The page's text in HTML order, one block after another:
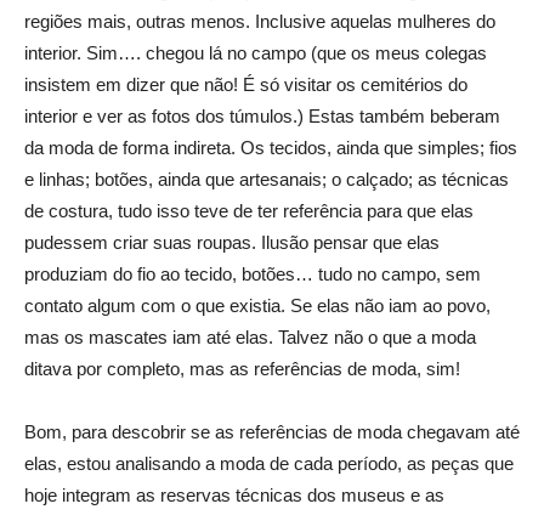
regiões mais, outras menos. Inclusive aquelas mulheres do
interior. Sim…. chegou lá no campo (que os meus colegas
insistem em dizer que não! É só visitar os cemitérios do
interior e ver as fotos dos túmulos.) Estas também beberam
da moda de forma indireta. Os tecidos, ainda que simples; fios
e linhas; botões, ainda que artesanais; o calçado; as técnicas
de costura, tudo isso teve de ter referência para que elas
pudessem criar suas roupas. Ilusão pensar que elas
produziam do fio ao tecido, botões… tudo no campo, sem
contato algum com o que existia. Se elas não iam ao povo,
mas os mascates iam até elas. Talvez não o que a moda
ditava por completo, mas as referências de moda, sim!
Bom, para descobrir se as referências de moda chegavam até
elas, estou analisando a moda de cada período, as peças que
hoje integram as reservas técnicas dos museus e as